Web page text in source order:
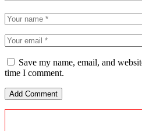
Save my name, email, and
time I comment.